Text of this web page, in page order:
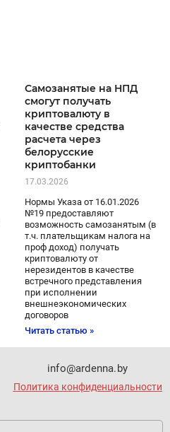
Самозанятые на НПД
смогут получать
криптовалюту в
качестве средства
расчета через
белорусские
криптобанки
17.03.2026
Нормы Указа от 16.01.2026
№19 предоставляют
возможность самозанятым (в
т.ч. плательщикам налога на
проф доход) получать
криптовалюту от
нерезидентов в качестве
встречного представления
при исполнении
внешнеэкономических
договоров
Читать статью »
info@ardenna.by
Политика конфиденциальности